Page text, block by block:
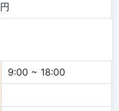
円
9:00 ~ 18:00